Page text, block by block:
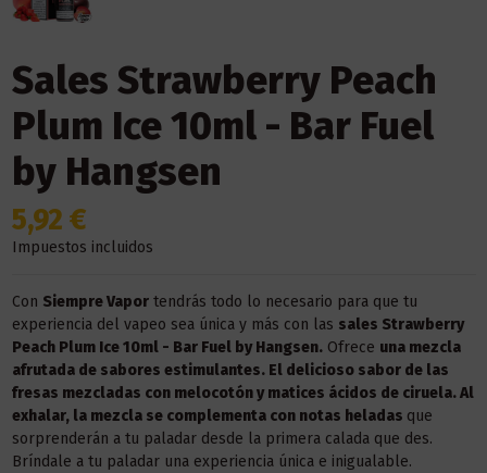
Sales Strawberry Peach
Plum Ice 10ml - Bar Fuel
by Hangsen
5,92 €
Impuestos incluidos
Con Siempre Vaportendrás todo lo necesario para que tu
experiencia del vapeo sea única y más con las sales Strawberry
Peach Plum Ice 10ml - Bar Fuel by Hangsen.Ofrece una mezcla
afrutada de sabores estimulantes. El delicioso sabor de las
fresas mezcladas con melocotón y matices ácidos de ciruela. Al
exhalar, la mezcla se complementa con notas heladas que
sorprenderán a tu paladar desde la primera calada que des.
Bríndale a tu paladar una experiencia única e inigualable.